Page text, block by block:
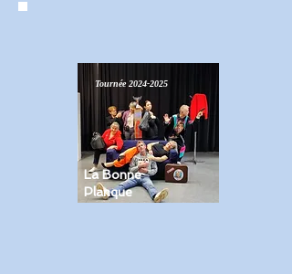
La Bonne
Planque
Tournée2024-2025